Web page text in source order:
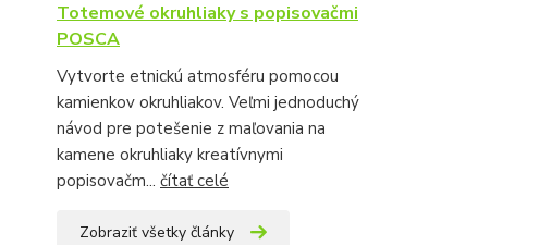
Totemové okruhliaky s popisovačmi
POSCA
Vytvorte etnickú atmosféru pomocou
kamienkov okruhliakov. Veľmi jednoduchý
návod pre potešenie z maľovania na
kamene okruhliaky kreatívnymi
popisovačm... čítať celé
Zobraziť všetky články